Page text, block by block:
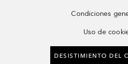
Condiciones
Uso de
DESISTIMIENTO DEL